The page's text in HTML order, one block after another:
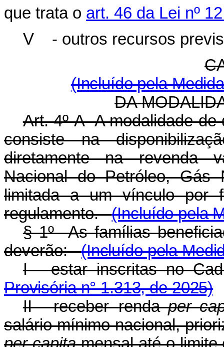
que trata o art. 46 da Lei nº
V - outros recursos
(Incluído pela
DA
Art. 4º-A A modalidade
consiste na
diretamente na revenda
Nacional do Petróleo, Gás
limitada a um vínculo por
regulamento.(Incluído pela
§ 1º As famílias
deverão:(Incluído pela
I - estar inscritas no
Provisória n° 1.313, de 2025)
II - receber rendaper
salário mínimo nacional,